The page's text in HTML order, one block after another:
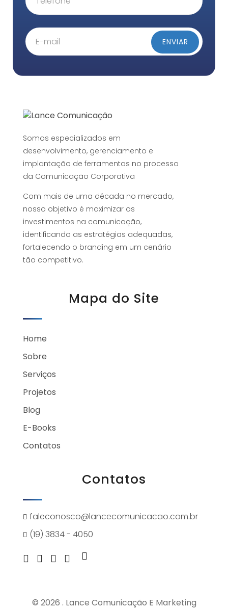
Somos especializados em
desenvolvimento, gerenciamento e
implantação de ferramentas no processo
da Comunicação Corporativa
Com mais de uma década no mercado,
nosso objetivo é maximizar os
investimentos na comunicação,
identificando as estratégias adequadas,
fortalecendo o branding em um cenário
tão competitivo.
Mapa do Site
Home
Sobre
Serviços
Projetos
Blog
E-Books
Contatos
Contatos
faleconosco@lancecomunicacao.com.br
(19) 3834 - 4050
© 2026 . Lance Comunicação E Marketing